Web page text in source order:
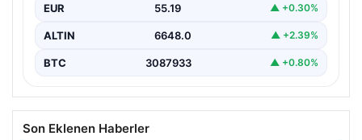
EUR 55.19 ▲ +0.30%
ALTIN 6648.0 ▲ +2.39%
BTC 3087933 ▲ +0.80%
Son Eklenen Haberler